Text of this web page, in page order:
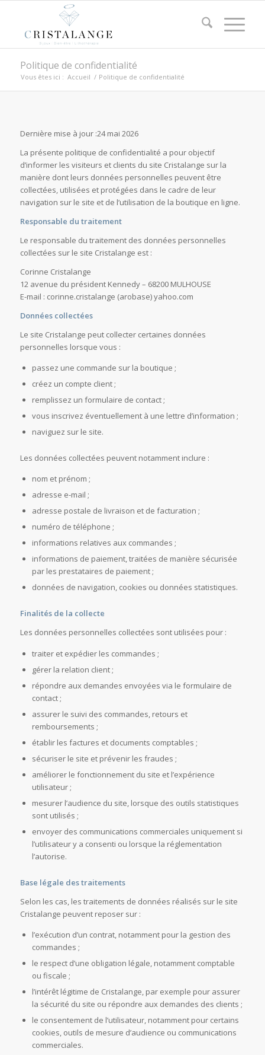
Politique de confidentialité
Vous êtes ici : Accueil / Politique de confidentialité
Dernière mise à jour :24 mai 2026
La présente politique de confidentialité a pour objectif
d’informer les visiteurs et clients du site Cristalange sur la
manière dont leurs données personnelles peuvent être
collectées, utilisées et protégées dans le cadre de leur
navigation sur le site et de l’utilisation de la boutique en ligne.
Responsable du traitement
Le responsable du traitement des données personnelles
collectées sur le site Cristalange est :
Corinne Cristalange
12 avenue du président Kennedy – 68200 MULHOUSE
E-mail : corinne.cristalange (arobase) yahoo.com
Données collectées
Le site Cristalange peut collecter certaines données
personnelles lorsque vous :
passez une commande sur la boutique ;
créez un compte client ;
remplissez un formulaire de contact ;
vous inscrivez éventuellement à une lettre d’information ;
naviguez sur le site.
Les données collectées peuvent notamment inclure :
nom et prénom ;
adresse e-mail ;
adresse postale de livraison et de facturation ;
numéro de téléphone ;
informations relatives aux commandes ;
informations de paiement, traitées de manière sécurisée
par les prestataires de paiement ;
données de navigation, cookies ou données statistiques.
Finalités de la collecte
Les données personnelles collectées sont utilisées pour :
traiter et expédier les commandes ;
gérer la relation client ;
répondre aux demandes envoyées via le formulaire de
contact ;
assurer le suivi des commandes, retours et
remboursements ;
établir les factures et documents comptables ;
sécuriser le site et prévenir les fraudes ;
améliorer le fonctionnement du site et l’expérience
utilisateur ;
mesurer l’audience du site, lorsque des outils statistiques
sont utilisés ;
envoyer des communications commerciales uniquement si
l’utilisateur y a consenti ou lorsque la réglementation
l’autorise.
Base légale des traitements
Selon les cas, les traitements de données réalisés sur le site
Cristalange peuvent reposer sur :
l’exécution d’un contrat, notamment pour la gestion des
commandes ;
le respect d’une obligation légale, notamment comptable
ou fiscale ;
l’intérêt légitime de Cristalange, par exemple pour assurer
la sécurité du site ou répondre aux demandes des clients ;
le consentement de l’utilisateur, notamment pour certains
cookies, outils de mesure d’audience ou communications
commerciales.